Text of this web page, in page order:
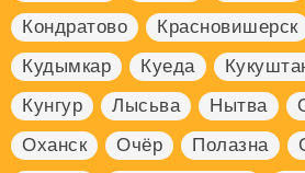
Кондратово
Красновишерск
Кудымкар
Куеда
Кунгур
Лысьва Нытва
Оханск
Очёр Полазна